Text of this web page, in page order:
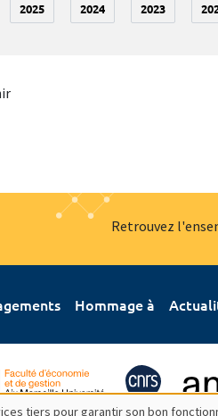
2025 2024 2023
Retrouvez
Hommage à
tiers pour garantir son bon